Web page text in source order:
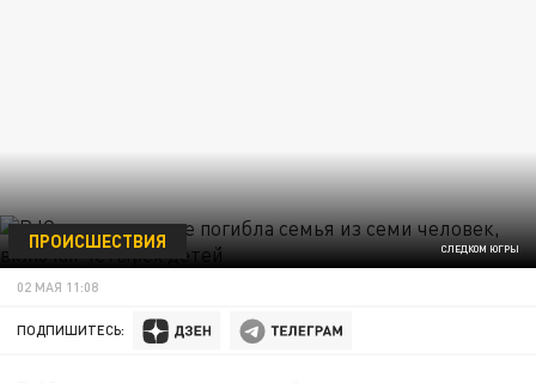
СЛЕДКОМ ЮГРЫ
ПРОИСШЕСТВИЯ
02 МАЯ 11:08
ПОДПИШИТЕСЬ: